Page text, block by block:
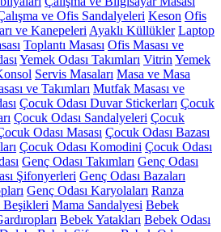
ve Ofis Sandalyeleri Keson Ofis
ve Kanepeleri Ayaklı Küllükler Laptop
Toplantı Masası Ofis Masası ve
Yemek Odası Takımları Vitrin Yemek
Servis Masaları Masa ve Masa
ve Takımları Mutfak Masası ve
Çocuk Odası Duvar Stickerları Çocuk
Çocuk Odası Sandalyeleri Çocuk
Odası Masası Çocuk Odası Bazası
Çocuk Odası Komodini Çocuk Odası
Genç Odası Takımları Genç Odası
Şifonyerleri Genç Odası Bazaları
Genç Odası Karyolaları Ranza
Beşikleri Mama Sandalyesi Bebek
Bebek Yatakları Bebek Odası